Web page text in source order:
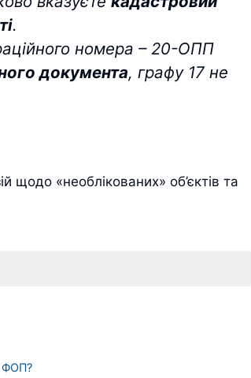
.
номера – 20-ОПП
документа, графу 17 не
«необлікованих» об’єктів та
ФОП?